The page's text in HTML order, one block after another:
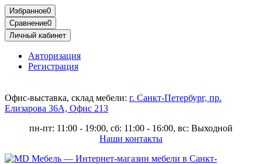
Избранное0
Сравнение0
Личный кабинет
Авторизация
Регистрация
Офис-выставка, склад мебели: г. Санкт-Петербург, пр.
Елизарова 36А, Офис 213
пн-пт: 11:00 - 19:00, сб: 11:00 - 16:00, вс: Выходной
Наши контакты